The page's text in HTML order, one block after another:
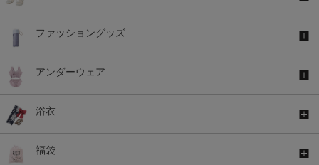
ファッショングッズ
アンダーウェア
浴衣
福袋